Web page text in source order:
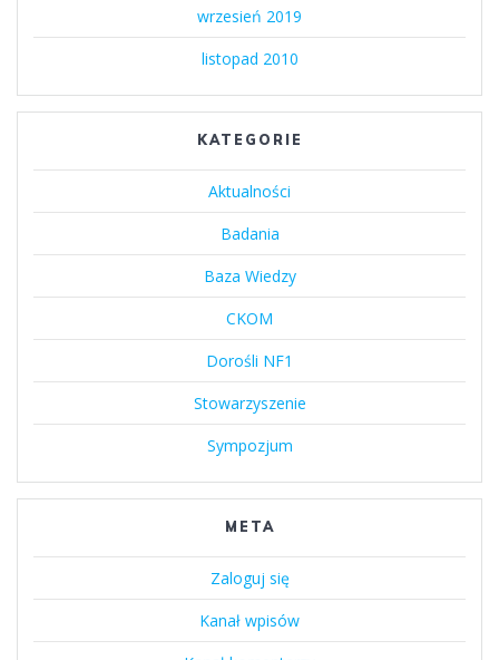
wrzesień 2019
listopad 2010
KATEGORIE
Aktualności
Badania
Baza Wiedzy
CKOM
Dorośli NF1
Stowarzyszenie
Sympozjum
META
Zaloguj się
Kanał wpisów